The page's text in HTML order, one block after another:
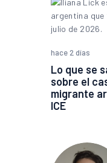
hace 2 días
Lo que se
sobre el
migrante
ICE